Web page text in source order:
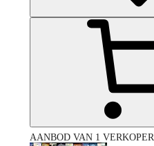
AANBOD VAN 1 VERKOPER